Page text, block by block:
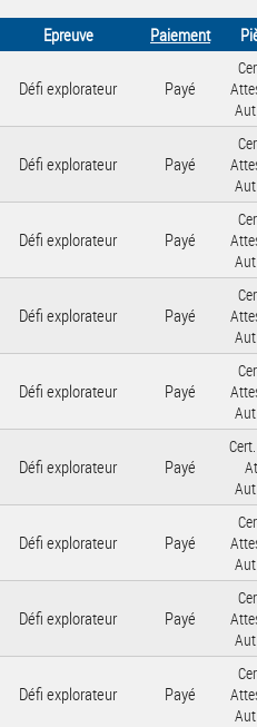
Epreuve Paiement
Défi explorateur Payé
Défi explorateur Payé
Défi explorateur Payé
Défi explorateur Payé
Défi explorateur Payé
Défi explorateur Payé
Défi explorateur Payé
Défi explorateur Payé
Défi explorateur Payé